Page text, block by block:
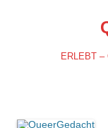
ERLEBT –